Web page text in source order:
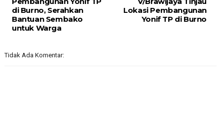
Lokasi Pembangunan
Yonif TP di Burno
di Burno, Serahkan
Bantuan Sembako
untuk Warga
Tidak Ada Komentar: